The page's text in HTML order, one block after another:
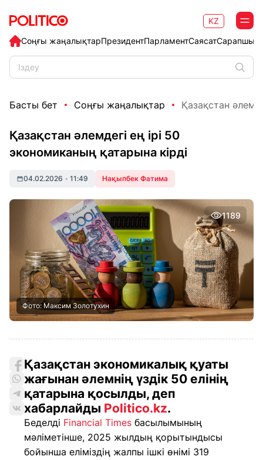
Соңғы жаңалықтарПрезидентПарламентСаясат
KZ
Басты бет Соңғы жаңалықтар Қазақстан
Қазақстан әлемдегі ең ірі 50
экономиканың қатарына кірді
04.02.2026 • 11:49 Нақыпбек Фатима
1189
Фото: Максим Золотухин
Қазақстан экономикалық қуаты
жағынан әлемнің үздік 50 елінің
қатарына қосылды, деп
хабарлайды Politico.kz.
Беделді Financial Times басылымының
мәліметінше, 2025 жылдың қорытындысы
бойынша еліміздің жалпы ішкі өнімі 319